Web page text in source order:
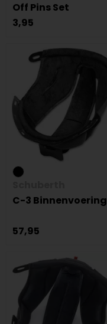
Off Pins Set
3,95
C-3 Binnenvoering
57,95